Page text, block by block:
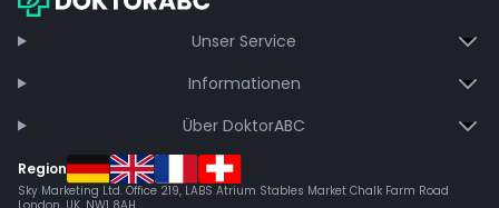
Unser Service
Informationen
Über DoktorABC
Region
Sky Marketing Ltd. Office 219, LABS Atrium Stables Market Chalk Farm Road